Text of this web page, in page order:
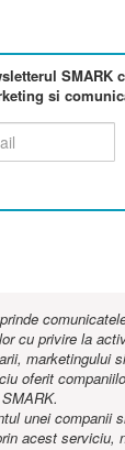
SMARK
si
cu privire la
marketingului
oferit
unei companii
acest serviciu,